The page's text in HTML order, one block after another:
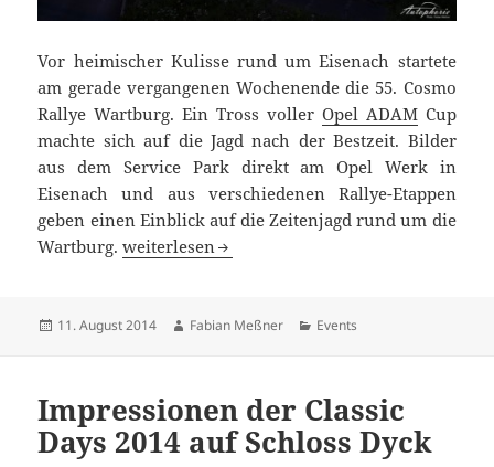
Vor heimischer Kulisse rund um Eisenach startete
am gerade vergangenen Wochenende die 55. Cosmo
Rallye Wartburg. Ein Tross voller Opel ADAMCup
machte sich auf die Jagd nach der Bestzeit. Bilder
aus dem Service Park direkt am Opel Werk in
Eisenach und aus verschiedenen Rallye-Etappen
geben einen Einblick auf die Zeitenjagd rund um die
Wartburg.Opel Rallye Cup Wartburg in Bildern
weiterlesen
Veröffentlicht
11. August 2014 Autor
Fabian Meßner Kategorien
Events
Impressionen der Classic
Days 2014 auf Schloss Dyck